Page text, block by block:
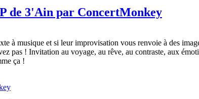
de 3'Ain par ConcertMonkey
à musique et si leur improvisation vous renvoie à des
pas ! Invitation au voyage, au rêve, au contraste, aux
ça !